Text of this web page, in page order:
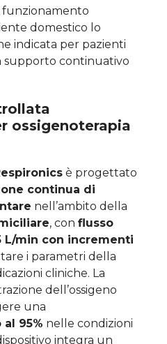
funzionamento
domestico lo
indicata per pazienti
supporto continuativo
ossigenoterapia
è progettato
continua di
nell’ambito della
, con flusso
L/min con incrementi
i parametri della
cliniche. La
dell’ossigeno
una
95% nelle condizioni
integra un